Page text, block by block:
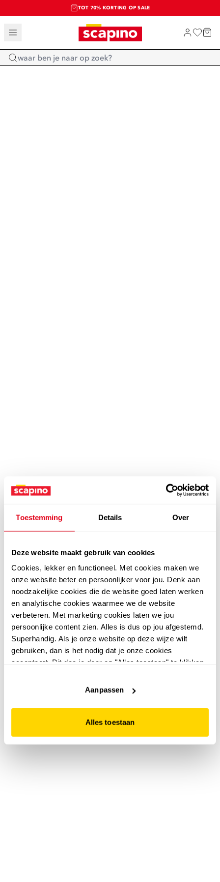
Toestemming Details Over
Deze website maakt gebruik van cookies
Cookies, lekker en functioneel. Met cookies maken we
onze website beter en persoonlijker voor jou. Denk aan
noodzakelijke cookies die de website goed laten werken
en analytische cookies waarmee we de website
verbeteren. Met marketing cookies laten we jou
persoonlijke content zien. Alles is dus op jou afgestemd.
Superhandig. Als je onze website op deze wijze wilt
gebruiken, dan is het nodig dat je onze cookies
accepteert. Dit doe je door op "Alles toestaan" te klikken.
website niet optimaal functioneert.
Aanpassen
Alles toestaan
TOT 70% KORTING OP SALE
SALE: LAATSTE KANS!
SHOP NIEUW
Home